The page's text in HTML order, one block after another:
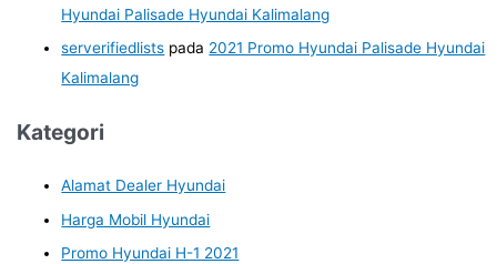
Hyundai Palisade Hyundai Kalimalang
serverifiedlists pada 2021 Promo Hyundai Palisade Hyundai
Kalimalang
Kategori
Alamat Dealer Hyundai
Harga Mobil Hyundai
Promo Hyundai H-1 2021